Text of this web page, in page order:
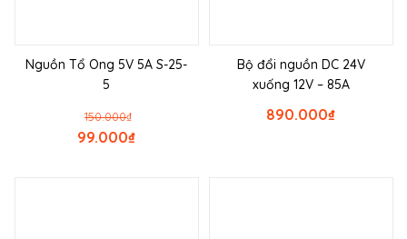
Nguồn Tổ Ong 5V 5A S-25-
5
₫
150.000
₫
99.000
Bộ đổi nguồn DC 24V
xuống 12V – 85A
₫
890.000